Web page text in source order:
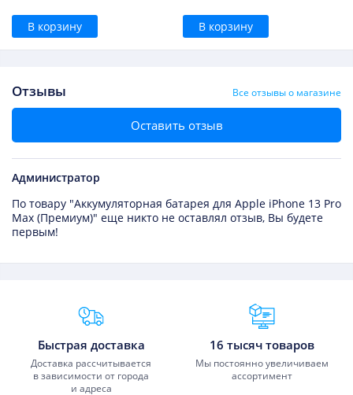
В корзину В корзину
Отзывы Все отзывы о магазине
Оставить отзыв
Администратор
По товару "Аккумуляторная батарея для Apple iPhone 13 Pro
Max (Премиум)" еще никто не оставлял отзыв, Вы будете
первым!
Преимущества Fixmobile
Быстрая доставка
Доставка рассчитывается
в зависимости от города
и адреса
16 тысяч товаров
Мы постоянно увеличиваем
ассортимент